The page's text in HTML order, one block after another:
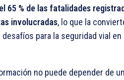
65 % de las fatalidades
involucradas, lo que la
para la seguridad vial en
no puede depender de